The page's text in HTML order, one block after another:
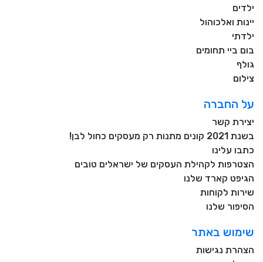
ילדים
יינות ואלכוהול
ילדתי
בום ביי תחומים
גולף
צילום
על החברה
יצירת קשר
בשנת 2021 קונים מתנות רק מעסקים כחול לבן!
כתבו עלינו
הצטרפות לקהילת העסקים של ישראלים טובים
הגיפט קארד שלנו
שירות לקוחות
הסיפור שלנו
שימוש באתר
הצהרת נגישות